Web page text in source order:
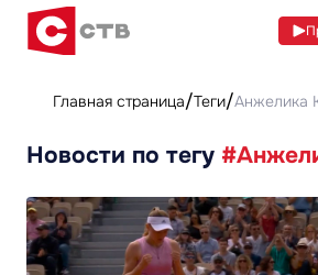
Главная страница Теги Анжелика
Новости по тегу